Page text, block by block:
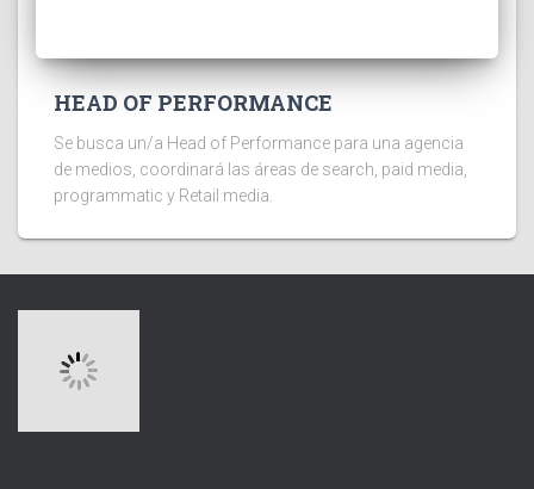
HEAD OF PERFORMANCE
Se busca un/a Head of Performance para una agencia
de medios, coordinará las áreas de search, paid media,
programmatic y Retail media.